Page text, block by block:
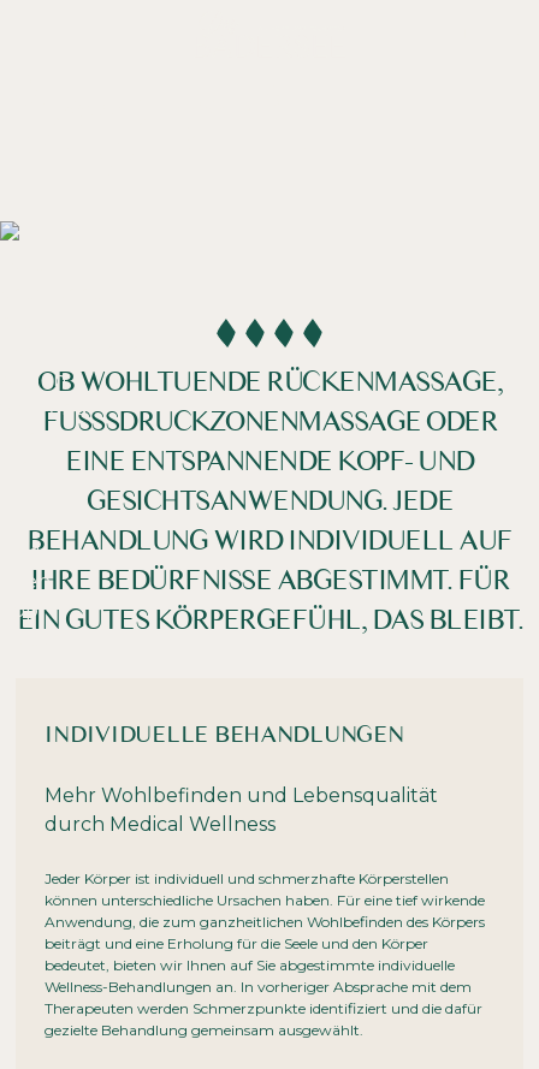
Farben umkehren Monochrom
Dunkler Kontrast Heller Kontrast
Niedrige Sättigung Hohe Sättigung
Links hervorheben H1
Überschriften
hervorheben
Inhaltsskalierung 100% −
Zeilenhöhe 100% − +
Buchstabenabstand 100% −
OB WOHLTUENDE RÜCKENMASSAGE,
FUSSSDRUCKZONENMASSAGE ODER E
INE ENTSPANNENDE KOPF- UND G
ESICHTSANWENDUNG. JEDE B
EHANDLUNG WIRD INDIVIDUELL AUF I
HRE BEDÜRFNISSE ABGESTIMMT. FÜR E
IN GUTES KÖRPERGEFÜHL, DAS BLEIBT.
INDIVIDUELLE BEHANDLUNGEN
Mehr Wohlbefinden und Lebensqualität
durch Medical Wellness
Jeder Körper ist individuell und schmerzhafte Körperstellen
können unterschiedliche Ursachen haben. Für eine tief wirkende
Anwendung, die zum ganzheitlichen Wohlbefinden des Körpers
beiträgt und eine Erholung für die Seele und den Körper
bedeutet, bieten wir Ihnen auf Sie abgestimmte individuelle
Wellness-Behandlungen an. In vorheriger Absprache mit dem
Therapeuten werden Schmerzpunkte identifiziert und die dafür
gezielte Behandlung gemeinsam ausgewählt.